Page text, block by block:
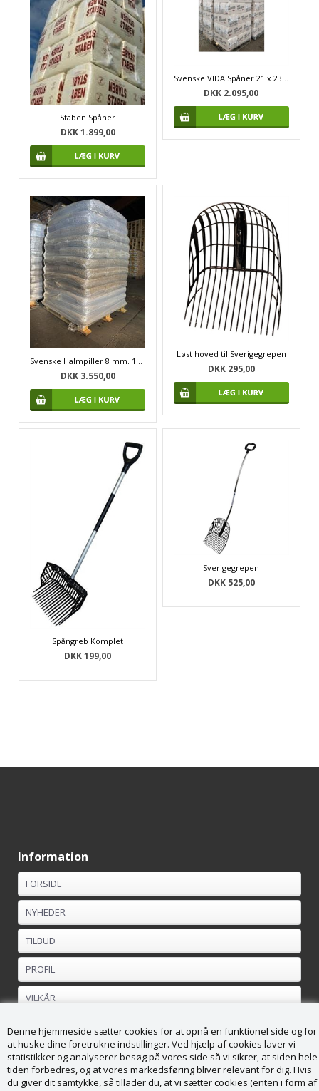
Denne hjemmeside sætter cookies for at opnå en funktionel side og for
at huske dine foretrukne indstillinger. Ved hjælp af cookies laver vi
statistikker og analyserer besøg på vores side så vi sikrer, at siden hele
tiden forbedres, og at vores markedsføring bliver relevant for dig. Hvis
du giver dit samtykke, så tillader du, at vi sætter cookies (enten i form af
Staben Spåner
DKK 1.899,00
Svenske VIDA Spåner 21 x 23 kg.
DKK 2.095,00
DKK 3.550,00
Løst hoved til Sverigegrepen
DKK 295,00
Spångreb Komplet
DKK 199,00
Sverigegrepen
DKK 525,00
Information
FORSIDE
NYHEDER
TILBUD
PROFIL
VILKÅR
FORTRYDELSESRET
Kundeservice
Køge Brændesalg ApS